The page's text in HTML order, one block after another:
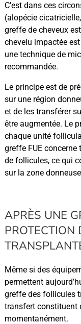
C’est dans ces
(alopécie
greffe de cheveux
chevelu impactée
une technique de
recommandée.
Le principe est de
sur une région
et de les transférer
être augmentée. Le
chaque unité
greffe FUE
de follicules, ce qui
sur la zone
APRÈS UNE
PROTECTION
Même si des
permettent
greffe des follicules
transfert constituent
momentanément.